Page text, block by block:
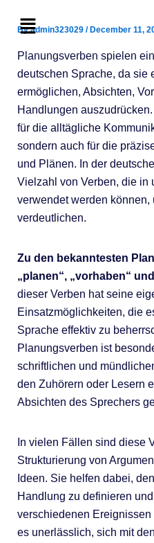
Menu
Byadmin323029 /December 11,
Planungsverben spielen
deutschen Sprache, da sie
ermöglichen, Absichten,
Handlungen
für die alltägliche
sondern auch für die
und Plänen. In der
Vielzahl von Verben, die in
verwendet werden
verdeutlichen.
Zu den bekanntesten
„planen“, „vorhaben“
dieser Verben hat seine
Einsatzmöglichkeiten, die
Sprache effektiv zu
Planungsverben ist
schriftlichen und
den Zuhörern oder Lesern
Absichten des Sprechers
In vielen Fällen sind diese
Strukturierung von
Ideen. Sie helfen dabei,
Handlung zu definieren
verschiedenen
es unerlässlich, sich mit